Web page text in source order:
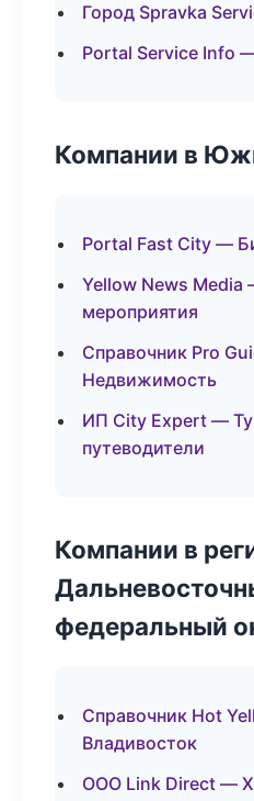
Город Spravka
Portal Service Info
Компании в
Portal Fast City —
Yellow News
мероприятия
Справочник Pro
Недвижимость
ИП City Expert —
путеводители
Компании в
федеральный
Справочник Hot
Владивосток
ООО Link Direct —